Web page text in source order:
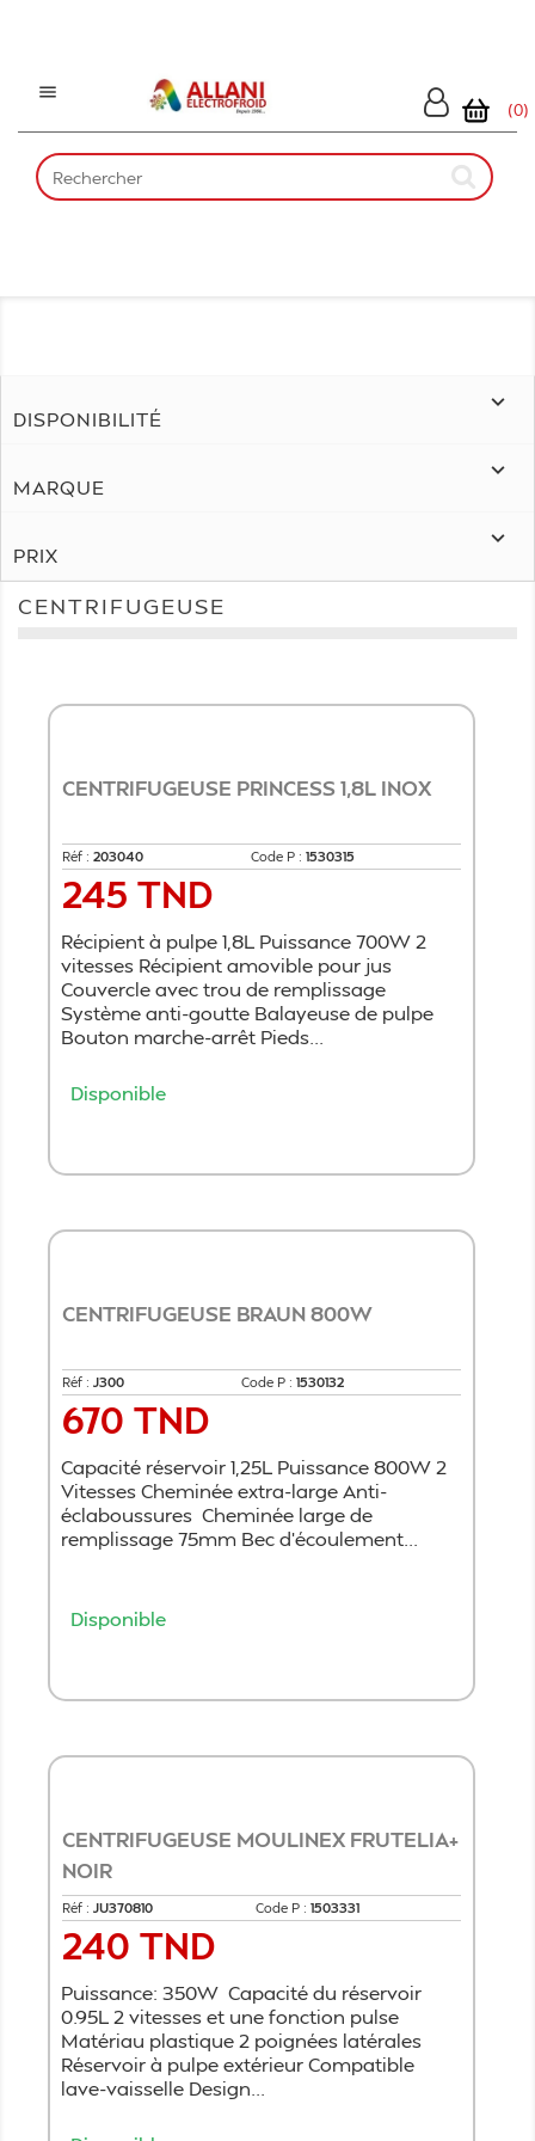

(0)
DISPONIBILITÉ

MARQUE

PRIX

CENTRIFUGEUSE
CENTRIFUGEUSE PRINCESS 1,8L INOX
Réf : 203040 Code P : 1530315
Prix
245 TND
Récipient à pulpe 1,8L Puissance 700W 2
vitesses Récipient amovible pour jus
Couvercle avec trou de remplissage
Système anti-goutte Balayeuse de pulpe
Bouton marche-arrêt Pieds...
Disponible
CENTRIFUGEUSE BRAUN 800W
Réf : J300 Code P : 1530132
Prix
670 TND
Capacité réservoir 1,25L Puissance 800W 2
Vitesses Cheminée extra-large Anti-
éclaboussures Cheminée large de
remplissage 75mm Bec d'écoulement...
Disponible
CENTRIFUGEUSE MOULINEX FRUTELIA+
NOIR
Réf : JU370810 Code P : 1503331
Prix
240 TND
Puissance: 350W Capacité du réservoir
0.95L 2 vitesses et une fonction pulse
Matériau plastique 2 poignées latérales
Réservoir à pulpe extérieur Compatible
lave-vaisselle Design...